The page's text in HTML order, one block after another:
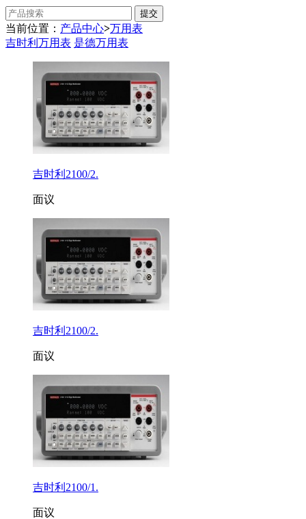
当前位置： 产品中心>万用表
吉时利万用表 是德万用表
吉时利2100/2.
面议
吉时利2100/2.
面议
吉时利2100/1.
面议